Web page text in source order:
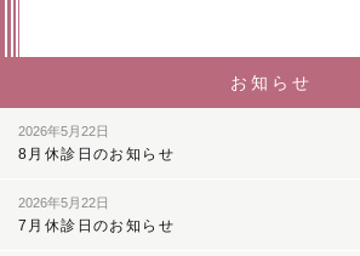
お知らせ
2026年5月22日
8月休診日のお知らせ
2026年5月22日
7月休診日のお知らせ